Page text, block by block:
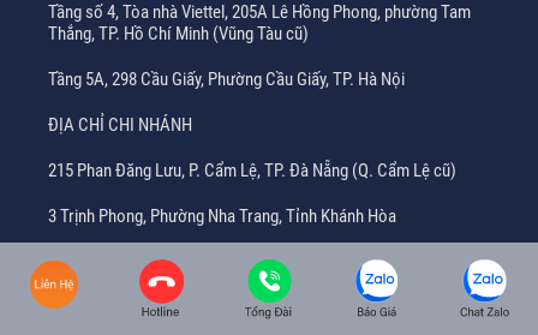
Tầng số 4, Tòa nhà Viettel, 205A Lê Hồng Phong, phường Tam
Thắng, TP. Hồ Chí Minh (Vũng Tàu cũ)
Tầng 5A, 298 Cầu Giấy, Phường Cầu Giấy, TP. Hà Nội
ĐỊA CHỈ CHI NHÁNH
215 Phan Đăng Lưu, P. Cẩm Lệ, TP. Đà Nẵng (Q. Cẩm Lệ cũ)
3 Trịnh Phong, Phường Nha Trang, Tỉnh Khánh Hòa